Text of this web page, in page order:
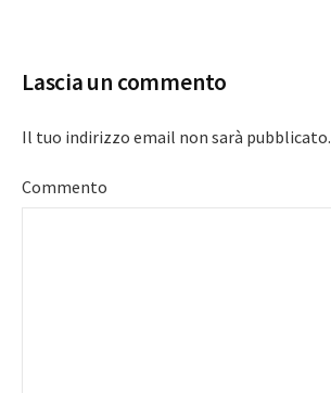
Lascia un commento
Il tuo indirizzo email non sarà pubblicato.
Commento